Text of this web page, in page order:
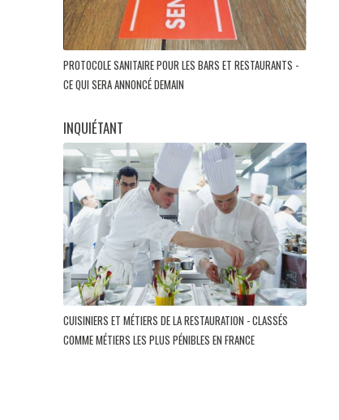
PROTOCOLE SANITAIRE POUR LES BARS ET RESTAURANTS -
CE QUI SERA ANNONCÉ DEMAIN
INQUIÉTANT
CUISINIERS ET MÉTIERS DE LA RESTAURATION - CLASSÉS
COMME MÉTIERS LES PLUS PÉNIBLES EN FRANCE